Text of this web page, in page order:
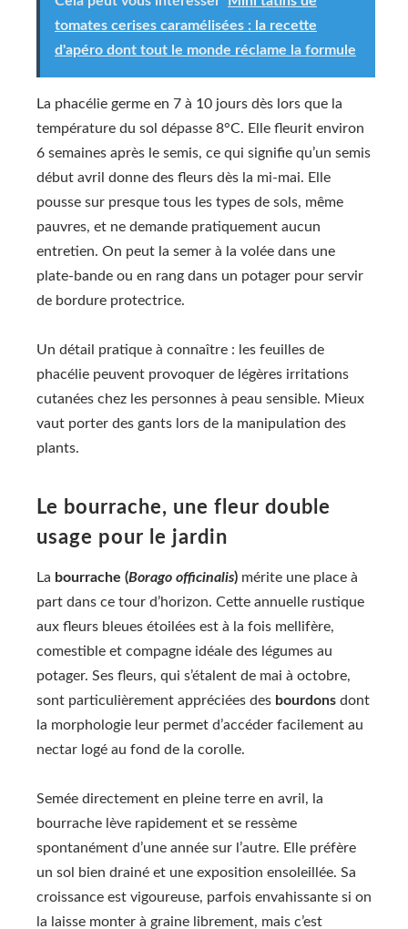
tomates cerises caramélisées : la recette
d'apéro dont tout le monde réclame la formule
La phacélie germe en 7 à 10 jours dès lors que la
température du sol dépasse 8°C. Elle fleurit environ
6 semaines après le semis, ce qui signifie qu’un semis
début avril donne des fleurs dès la mi-mai. Elle
pousse sur presque tous les types de sols, même
pauvres, et ne demande pratiquement aucun
entretien. On peut la semer à la volée dans une
plate-bande ou en rang dans un potager pour servir
de bordure protectrice.
Un détail pratique à connaître : les feuilles de
phacélie peuvent provoquer de légères irritations
cutanées chez les personnes à peau sensible. Mieux
vaut porter des gants lors de la manipulation des
plants.
Le bourrache, une fleur double
usage pour le jardin
La bourrache (Borago officinalis) mérite une place à
part dans ce tour d’horizon. Cette annuelle rustique
aux fleurs bleues étoilées est à la fois mellifère,
comestible et compagne idéale des légumes au
potager. Ses fleurs, qui s’étalent de mai à octobre,
sont particulièrement appréciées des bourdons dont
la morphologie leur permet d’accéder facilement au
nectar logé au fond de la corolle.
Semée directement en pleine terre en avril, la
bourrache lève rapidement et se ressème
spontanément d’une année sur l’autre. Elle préfère
un sol bien drainé et une exposition ensoleillée. Sa
croissance est vigoureuse, parfois envahissante si on
la laisse monter à graine librement, mais c’est